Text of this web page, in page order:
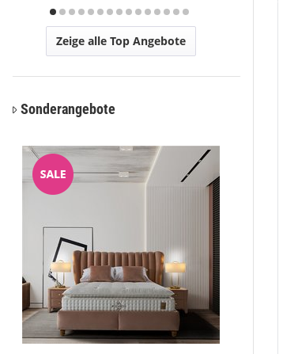
Zeige alle Top Angebote
Sonderangebote